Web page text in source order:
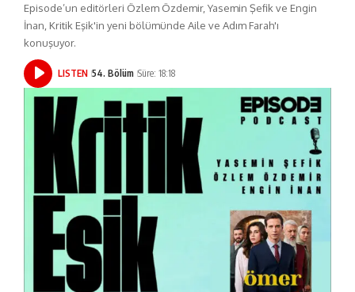
Episode’un editörleri Özlem Özdemir, Yasemin Şefik ve Engin
İnan, Kritik Eşik'in yeni bölümünde Aile ve Adım Farah'ı
konuşuyor.
LISTEN 54. Bölüm Süre: 18:18